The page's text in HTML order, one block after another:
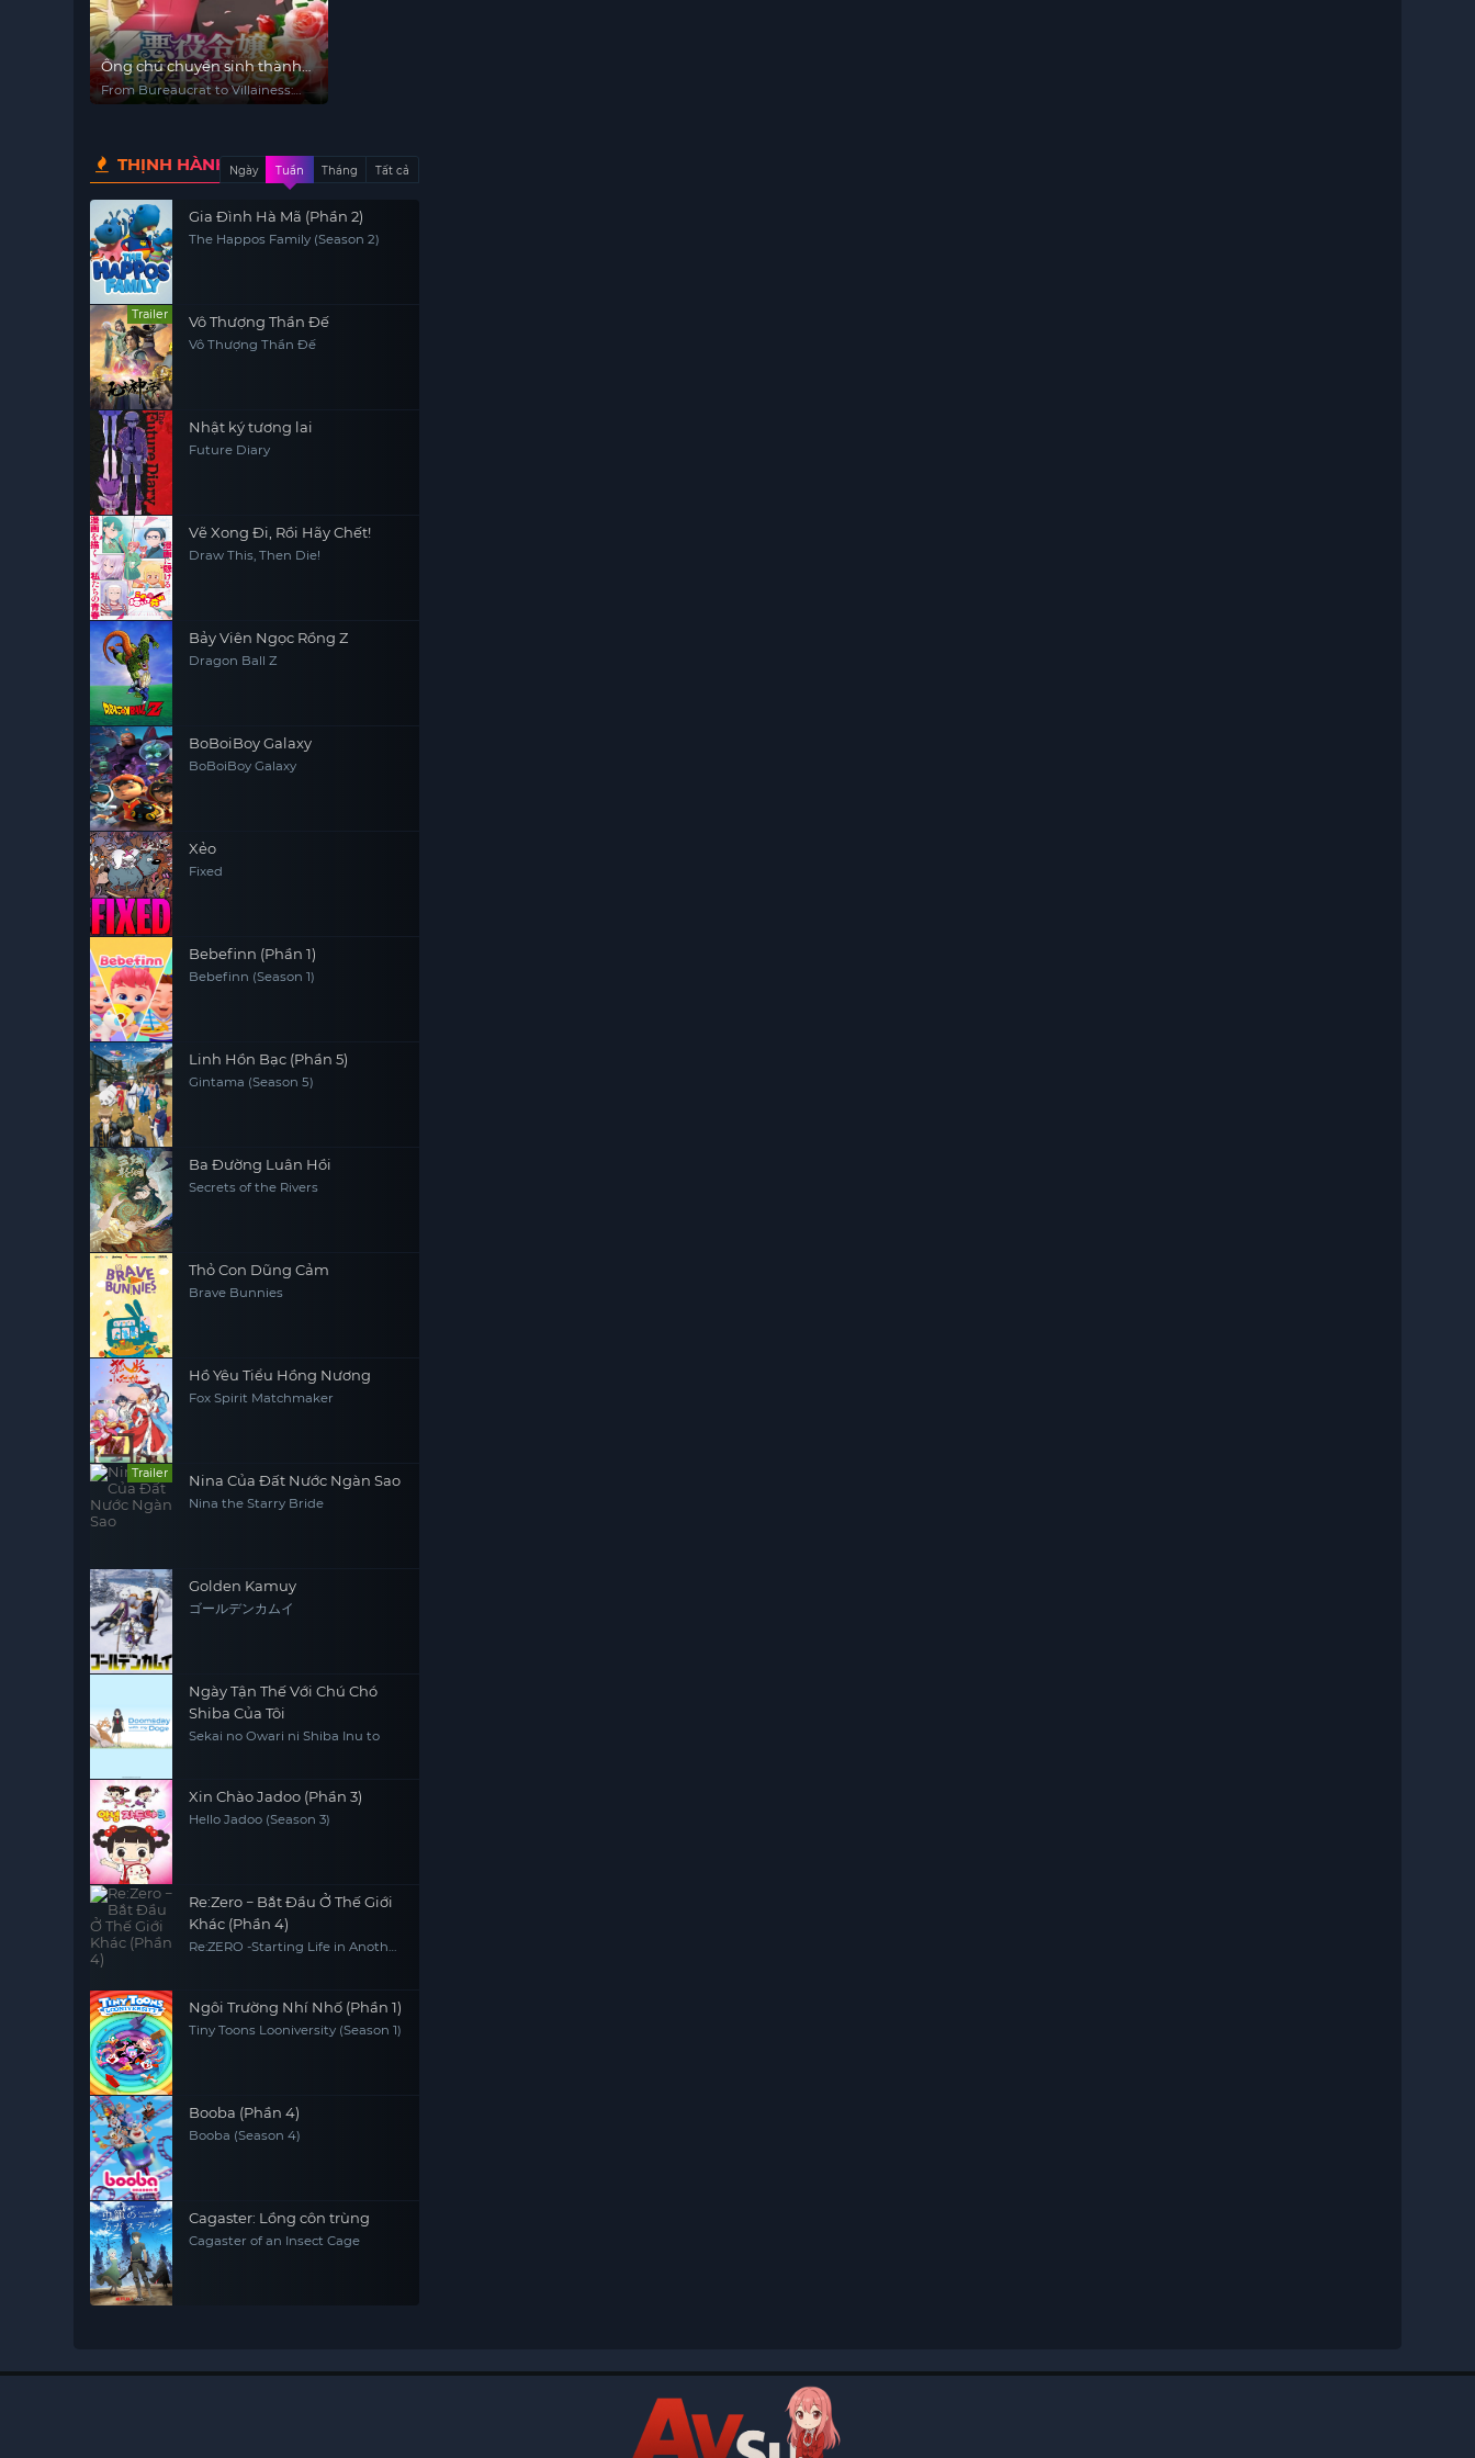
Ông chú chuyển sinh thành
tiểu thư độc ác
From Bureaucrat to Villainess:
THỊNH HÀNHNgày Tuần Tháng Tất cả
Gia Đình Hà Mã (Phần 2)
The Happos Family (Season 2)
Trailer Vô Thượng Thần Đế
Vô Thượng Thần Đế
Nhật ký tương lai
Future Diary
Vẽ Xong Đi, Rồi Hãy Chết!
Draw This, Then Die!
Bảy Viên Ngọc Rồng Z
Dragon Ball Z
BoBoiBoy Galaxy
BoBoiBoy Galaxy
Xẻo
Fixed
Bebefinn (Phần 1)
Bebefinn (Season 1)
Linh Hồn Bạc (Phần 5)
Gintama (Season 5)
Ba Đường Luân Hồi
Secrets of the Rivers
Thỏ Con Dũng Cảm
Brave Bunnies
Hồ Yêu Tiểu Hồng Nương
Fox Spirit Matchmaker
Trailer Nina Của Đất Nước Ngàn Sao
Nina the Starry Bride
Golden Kamuy
ゴールデンカムイ
Ngày Tận Thế Với Chú Chó
Shiba Của Tôi
Sekai no Owari ni Shiba Inu to
Xin Chào Jadoo (Phần 3)
Hello Jadoo (Season 3)
Re:Zero − Bắt Đầu Ở Thế Giới
Khác (Phần 4)
Re:ZERO -Starting Life in Another
Ngôi Trường Nhí Nhố (Phần 1)
Tiny Toons Looniversity (Season 1)
Booba (Phần 4)
Booba (Season 4)
Cagaster: Lồng côn trùng
Cagaster of an Insect Cage